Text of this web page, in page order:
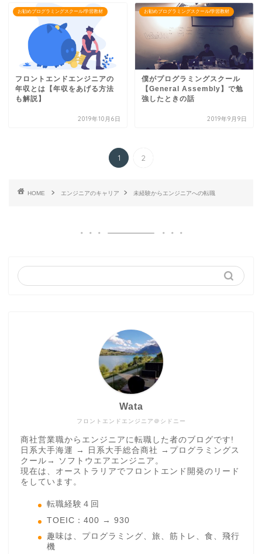
お勧めプログラミングスクール/学習教材
フロントエンドエンジニアの
年収とは【年収をあげる方法
も解説】
2019年10月6日
お勧めプログラミングスクール/学習教材
僕がプログラミングスクール
【General Assembly】で勉
強したときの話
2019年9月9日
1 2
HOME エンジニアのキャリア 未経験からエンジニアへの転職
フロントエンドエンジニア＠シドニー
Wata
商社営業職からエンジニアに転職した者のブログです!
日系大手海運 → 日系大手総合商社 →プログラミングス
クール→ ソフトウエアエンジニア。
現在は、オーストラリアでフロントエンド開発のリード
をしています。
転職経験４回
TOEIC：400 → 930
趣味は、プログラミング、旅、筋トレ、食、飛行
機